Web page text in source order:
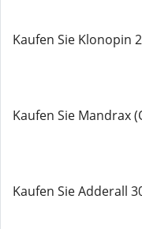
Kaufen Sie Klonopin
Kaufen Sie Mandrax
Kaufen Sie Adderall